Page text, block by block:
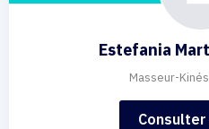
Estefania
Masseur-